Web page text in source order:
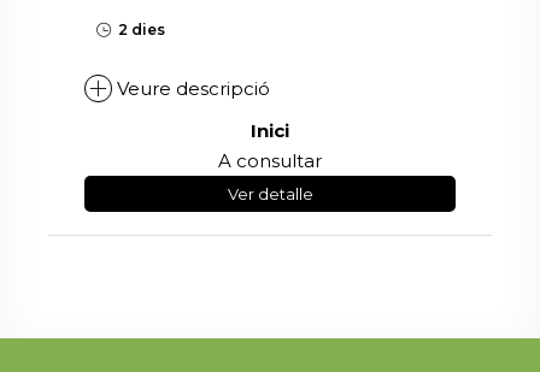
2 dies
Veure descripció
Inici
A consultar
Ver detalle